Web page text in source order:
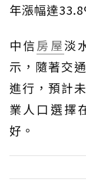
年漲幅達
中信房屋淡
示，隨著交
進行，預計
業人口選擇
好。